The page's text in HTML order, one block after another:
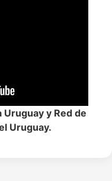
Uruguay y Red de
Uruguay.